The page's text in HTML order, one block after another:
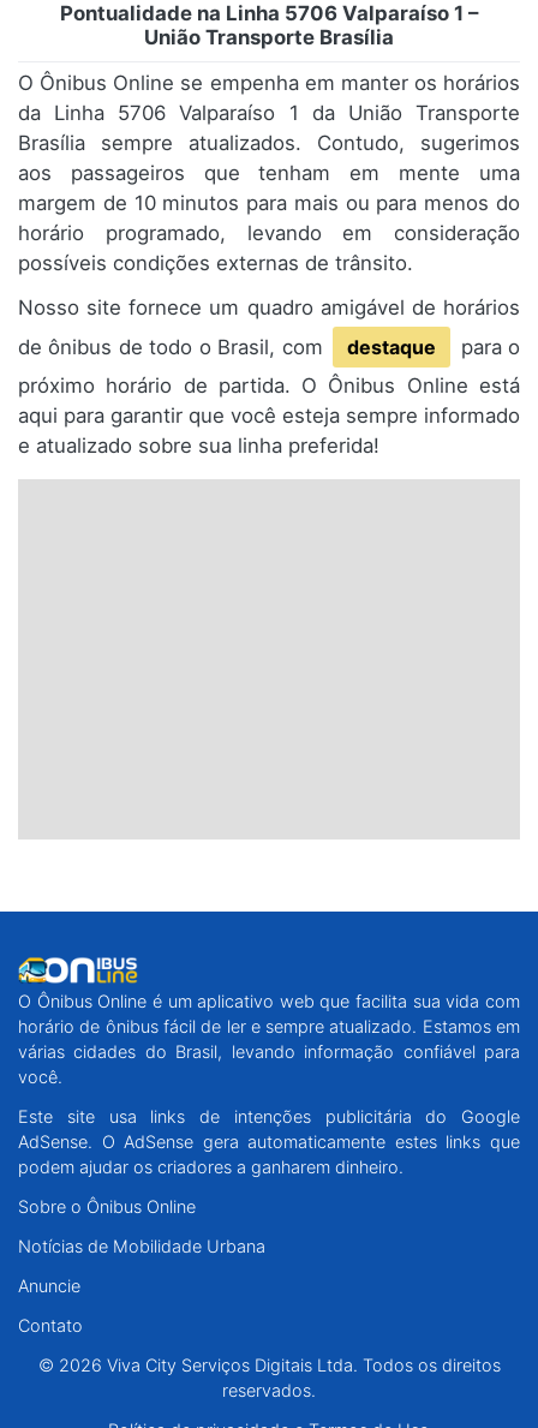
Pontualidade na Linha 5706 Valparaíso 1 –
União Transporte Brasília
O Ônibus Online se empenha em manter os horários
da Linha 5706 Valparaíso 1 da União Transporte
Brasília sempre atualizados. Contudo, sugerimos
aos passageiros que tenham em mente uma
margem de 10 minutos para mais ou para menos do
horário programado, levando em consideração
possíveis condições externas de trânsito.
Nosso site fornece um quadro amigável de horários
de ônibus de todo o Brasil, com
destaque
para o
próximo horário de partida. O Ônibus Online está
aqui para garantir que você esteja sempre informado
e atualizado sobre sua linha preferida!
O Ônibus Online é um aplicativo web que facilita sua vida com
horário de ônibus fácil de ler e sempre atualizado. Estamos em
várias cidades do Brasil, levando informação confiável para
você.
Este site usa links de intenções publicitária do Google
AdSense. O AdSense gera automaticamente estes links que
podem ajudar os criadores a ganharem dinheiro.
Sobre o Ônibus Online
Notícias de Mobilidade Urbana
Anuncie
Contato
© 2026 Viva City Serviços Digitais Ltda. Todos os direitos
reservados.